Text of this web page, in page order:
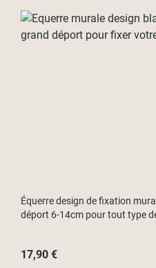
Équerre design de fixation
déport 6-14cm pour tout type
17,90 €